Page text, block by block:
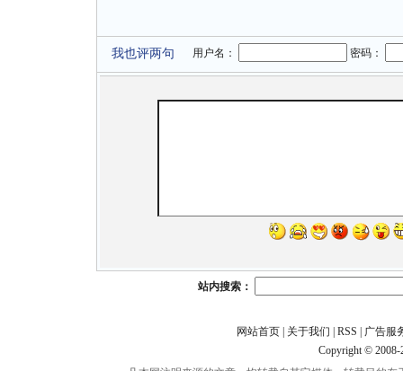
我也评两句 用户名： 密码：
站内搜索：
网站首页| 关于我们 RSS
广告服
Copyright ©